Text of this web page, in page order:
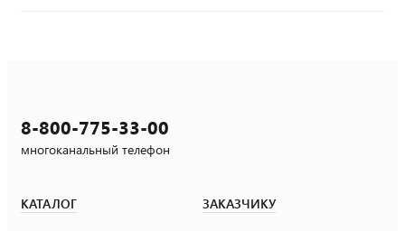
8-800-775-33-00
многоканальный телефон
КАТАЛОГ ЗАКАЗЧИКУ